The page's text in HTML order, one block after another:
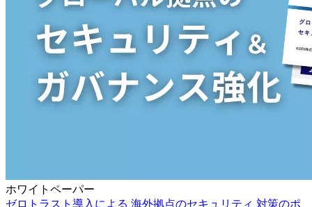
ホワイトペーパー
ゼロトラスト導入による 海外拠点のセキュリティ 対策のポ